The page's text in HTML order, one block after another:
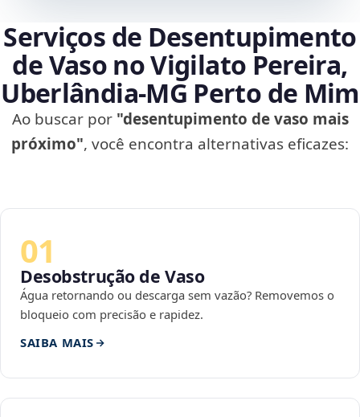
Serviços de Desentupimento
de Vaso no Vigilato Pereira,
Uberlândia‑MG Perto de Mim
Ao buscar por "desentupimento de vaso mais
próximo", você encontra alternativas eficazes:
01
Desobstrução de Vaso
Água retornando ou descarga sem vazão? Removemos o
bloqueio com precisão e rapidez.
SAIBA MAIS